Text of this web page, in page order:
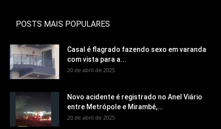
POSTS MAIS POPULARES
Casal é flagrado fazendo sexo em varanda
com vista para a...
20 de abril de 2025
Novo acidente é registrado no Anel Viário
entre Metrópole e Mirambé,...
20 de abril de 2025